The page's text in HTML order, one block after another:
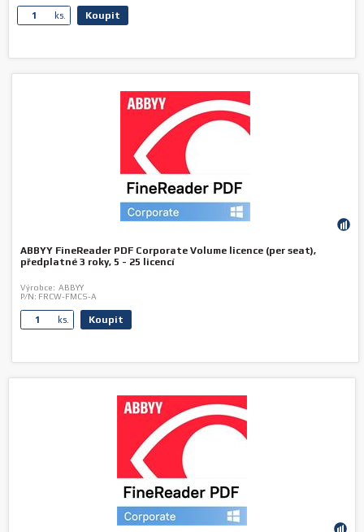
ks. Koupit
ABBYY FineReader PDF Corporate Volume licence (per seat),
předplatné 3 roky, 5 - 25 licencí
Výrobce: ABBYY
P/N: FRCW-FMCS-A
ks. Koupit